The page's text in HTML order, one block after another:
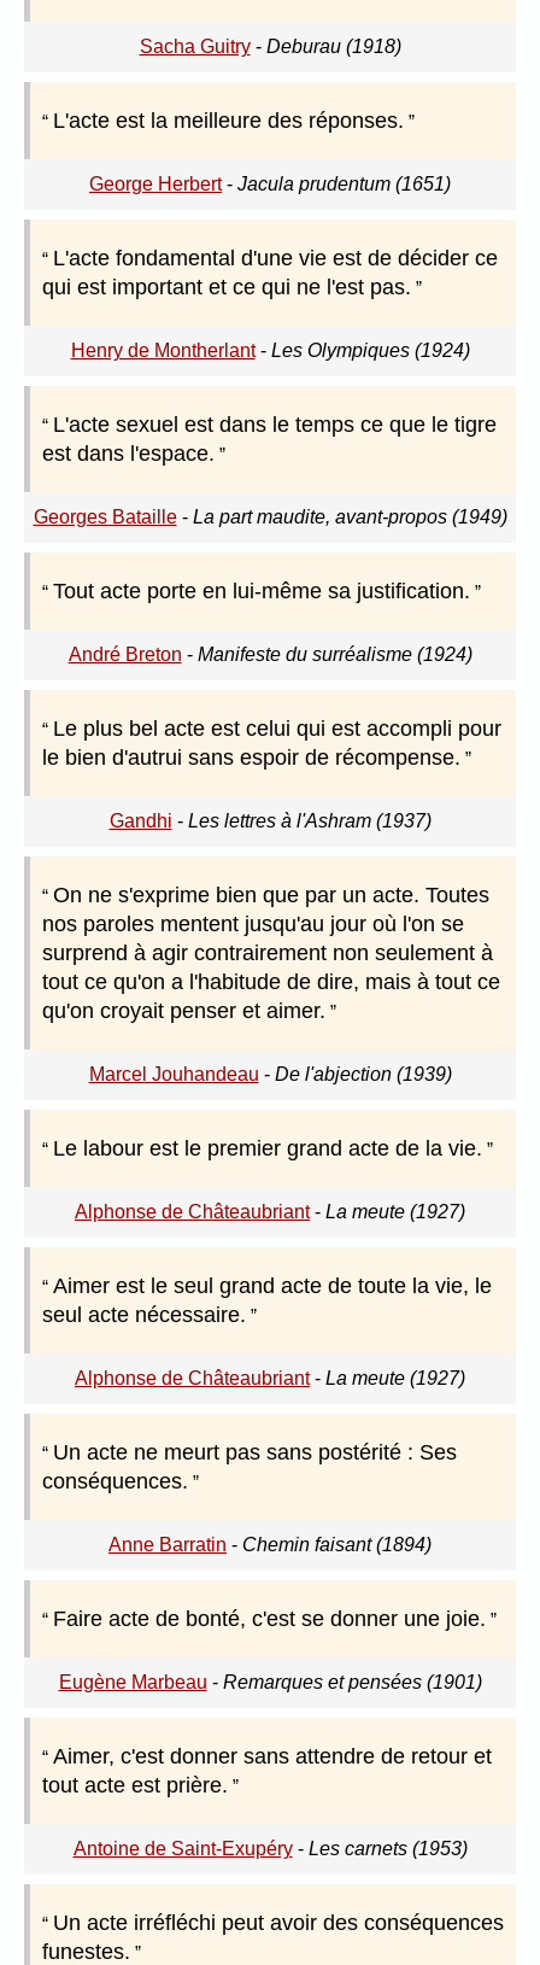
Sacha Guitry- Deburau (1918)
L'acte est la meilleure des réponses.
George Herbert- Jacula prudentum (1651)
L'acte fondamental d'une vie est de décider ce
qui est important et ce qui ne l'est pas.
Henry de Montherlant- Les Olympiques (1924)
L'acte sexuel est dans le temps ce que le tigre
est dans l'espace.
Georges Bataille- La part maudite, avant-propos (1949)
Tout acte porte en lui-même sa justification.
André Breton - Manifeste du surréalisme (1924)
Le plus bel acte est celui qui est accompli pour
le bien d'autrui sans espoir de récompense.
Gandhi - Les lettres à l'Ashram (1937)
On ne s'exprime bien que par un acte. Toutes
nos paroles mentent jusqu'au jour où l'on se
surprend à agir contrairement non seulement à
tout ce qu'on a l'habitude de dire, mais à tout ce
qu'on croyait penser et aimer.
Marcel Jouhandeau - De l'abjection (1939)
Le labour est le premier grand acte de la vie.
Alphonse de Châteaubriant- La meute (1927)
Aimer est le seul grand acte de toute la vie, le
seul acte nécessaire.
Alphonse de Châteaubriant- La meute (1927)
Un acte ne meurt pas sans postérité : Ses
conséquences.
Anne Barratin - Chemin faisant (1894)
Faire acte de bonté, c'est se donner une joie.
Eugène Marbeau - Remarques et pensées (1901)
Aimer, c'est donner sans attendre de retour et
tout acte est prière.
Antoine de Saint-Exupéry- Les carnets (1953)
Un acte irréfléchi peut avoir des conséquences
funestes.